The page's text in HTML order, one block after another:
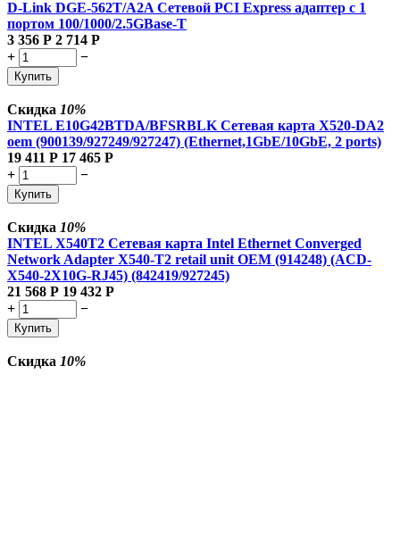
D-Link DGE-562T/A2A Сетевой PCI Express адаптер с 1
портом 100/1000/2.5GBase-T
3 356 Р 2 714 Р
+
−
Купить
Скидка 10%
INTEL E10G42BTDA/BFSRBLK Сетевая карта X520-DA2
oem (900139/927249/927247) (Ethernet,1GbE/10GbE, 2 ports)
19 411 Р 17 465 Р
+
−
Купить
Скидка 10%
INTEL X540T2 Сетевая карта Intel Ethernet Converged
Network Adapter X540-T2 retail unit OEM (914248) (ACD-
X540-2X10G-RJ45) (842419/927245)
21 568 Р 19 432 Р
+
−
Купить
Скидка 10%